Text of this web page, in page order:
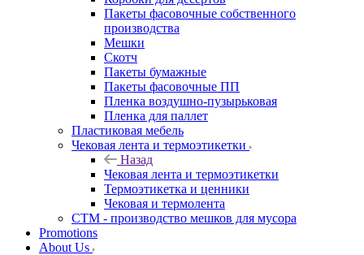
Пакеты фасовочные собственного
производства
Мешки
Скотч
Пакеты бумажные
Пакеты фасовочные ПП
Пленка воздушно-пузырьковая
Пленка для паллет
Пластиковая мебель
Чековая лента и термоэтикетки
Назад
Чековая лента и термоэтикетки
Термоэтикетка и ценники
Чековая и термолента
СТМ - производство мешков для мусора
Promotions
About Us